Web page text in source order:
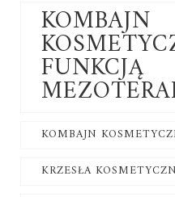
KOMBAJN
FUNKCJĄ
KOMBAJN
KRZESŁA